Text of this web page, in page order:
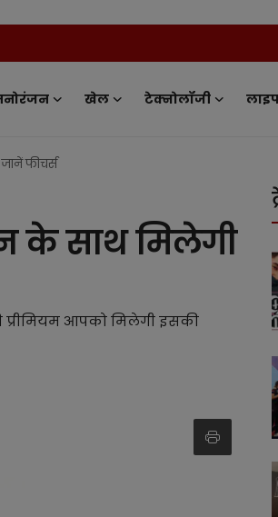
News
खेल टेक्नोलॉजी
फीचर्स
के साथ मिलेगी
प्रीमियम आपको मिलेगी इसकी